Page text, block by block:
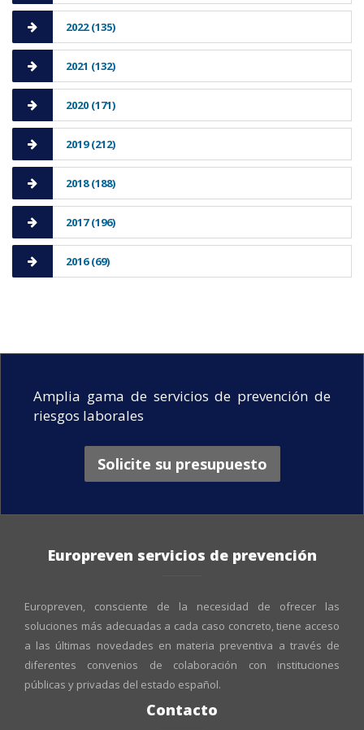
2022 (135)
2021 (132)
2020 (171)
2019 (212)
2018 (188)
2017 (196)
2016 (69)
Amplia gama de servicios de prevención de
riesgos laborales
Solicite su presupuesto
Europreven servicios de prevención
Europreven, consciente de la necesidad de ofrecer las
soluciones más adecuadas a cada caso concreto, tiene acceso
a las últimas novedades en materia preventiva a través de
diferentes convenios de colaboración con instituciones
públicas y privadas del estado español.
Contacto